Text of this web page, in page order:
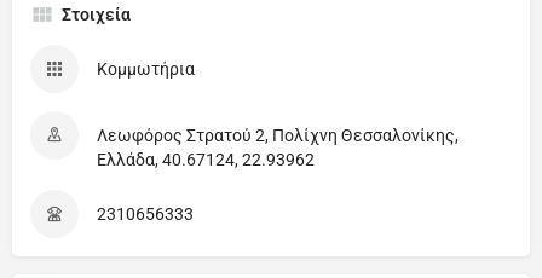
Στοιχεία
Κομμωτήρια
Λεωφόρος Στρατού 2, Πολίχνη Θεσσαλονίκης,
Ελλάδα, 40.67124, 22.93962
2310656333